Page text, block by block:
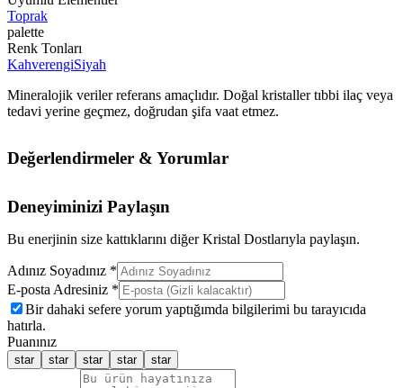
Toprak
palette
Renk Tonları
KahverengiSiyah
Mineralojik veriler referans amaçlıdır. Doğal kristaller tıbbi ilaç veya
tedavi yerine geçmez, doğrudan şifa vaat etmez.
Değerlendirmeler & Yorumlar
Deneyiminizi Paylaşın
Bu enerjinin size kattıklarını diğer Kristal Dostlarıyla paylaşın.
Adınız Soyadınız *
E-posta Adresiniz *
Bir dahaki sefere yorum yaptığımda bilgilerimi bu tarayıcıda
hatırla.
Puanınız
star star star star star